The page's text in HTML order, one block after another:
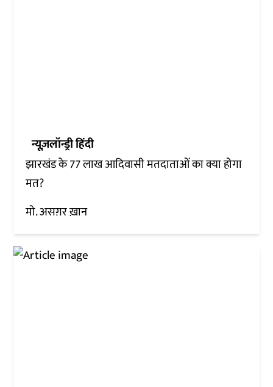
न्यूज़लॉन्ड्री हिंदी
झारखंड के 77 लाख आदिवासी मतदाताओं का क्या होगा
मत?
मो. असग़र ख़ान